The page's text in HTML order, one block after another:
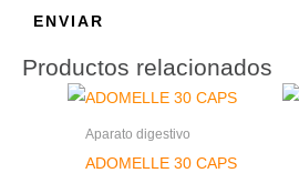
Productos relacionados
Aparato digestivo
ADOMELLE 30 CAPS